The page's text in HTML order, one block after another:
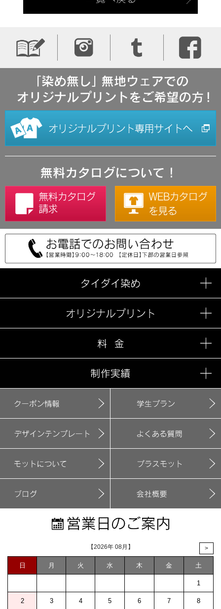
【2026年 08月】 >
日 月 火 水 木 金 土
1
2 3 4 5 6 7 8